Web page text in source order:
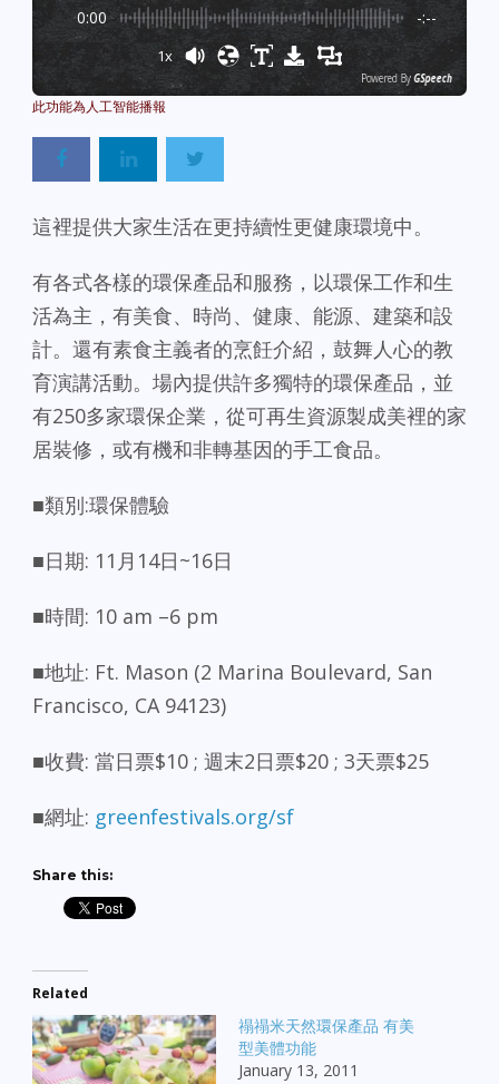
0:00 -:--
1x
Powered By GSpeech
這裡提供大家生活在更持續性更健康環境中。
有各式各樣的環保產品和服務，以環保工作和生
活為主，有美食、時尚、健康、能源、建築和設
計。還有素食主義者的烹飪介紹，鼓舞人心的教
育演講活動。場內提供許多獨特的環保產品，並
有250多家環保企業，從可再生資源製成美裡的家
居裝修，或有機和非轉基因的手工食品。
■類別:環保體驗
■日期: 11月14日~16日
■時間: 10 am –6 pm
■地址: Ft. Mason (2 Marina Boulevard, San
Francisco, CA 94123)
■收費: 當日票$10 ; 週末2日票$20 ; 3天票$25
■網址: greenfestivals.org/sf
Share this:
Related
禢禢米天然環保產品 有美
型美體功能
January 13, 2011